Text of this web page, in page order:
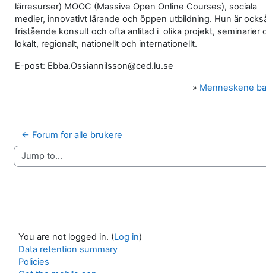
lärresurser) MOOC (Massive Open Online Courses), sociala
medier, innovativt lärande och öppen utbildning. Hun är
fristående konsult och ofta anlitad i olika projekt, seminarier
lokalt, regionalt, nationellt och internationellt.
E-post: Ebba.Ossiannilsson@ced.lu.se
» Menneskene
← Forum for alle brukere
Jump to...
You are not logged in. (Log in)
Data retention summary
Policies